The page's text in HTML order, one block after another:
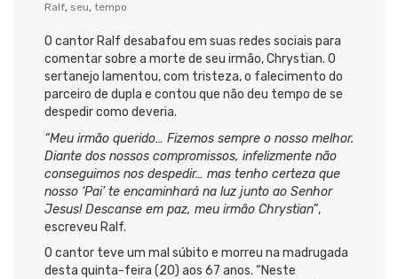
Ralf, seu, tempo
O cantor Ralf desabafou em suas redes sociais para
comentar sobre a morte de seu irmão, Chrystian. O
sertanejo lamentou, com tristeza, o falecimento do
parceiro de dupla e contou que não deu tempo de se
despedir como deveria.
“Meu irmão querido… Fizemos sempre o nosso melhor.
Diante dos nossos compromissos, infelizmente não
conseguimos nos despedir… mas tenho certeza que
nosso ‘Pai’ te encaminhará na luz junto ao Senhor
Jesus! Descanse em paz, meu irmão Chrystian”,
escreveu Ralf.
O cantor teve um mal súbito e morreu na madrugada
desta quinta-feira (20) aos 67 anos. “Neste